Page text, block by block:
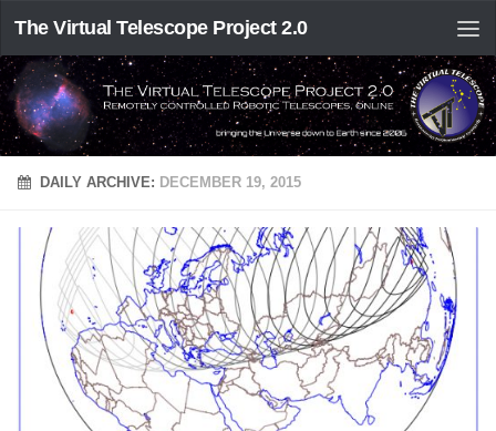
The Virtual Telescope Project 2.0
DAILY ARCHIVE: DECEMBER 19, 2015